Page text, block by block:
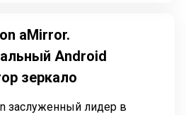
aMirror.
Android
зеркало
заслуженный лидер в